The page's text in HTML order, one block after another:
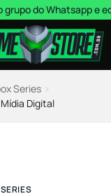
grupo do Whatsapp e
Series ›
Mídia Digital